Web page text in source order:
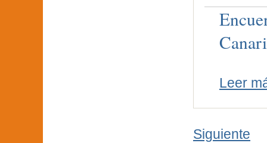
Leer
Siguiente